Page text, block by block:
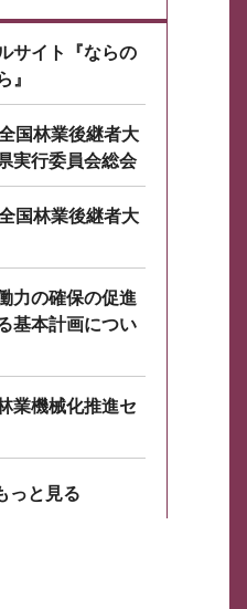
サイト『ならの
』
国林業後継者大
実行委員会総会
国林業後継者大
力の確保の促進
基本計画につい
業機械化推進セ
っと見る